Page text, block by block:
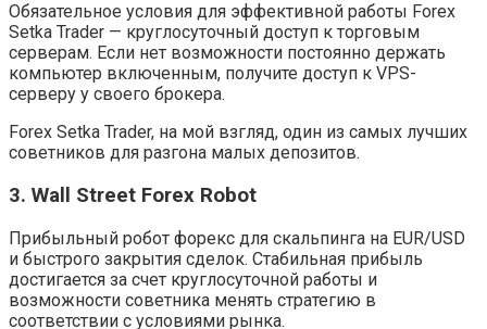
Обязательное условия для эффективной работы Forex
Setka Trader — круглосуточный доступ к торговым
серверам. Если нет возможности постоянно держать
компьютер включенным, получите доступ к VPS-
серверу у своего брокера.
Forex Setka Trader, на мой взгляд, один из самых лучших
советников для разгона малых депозитов.
3. Wall Street Forex Robot
Прибыльный робот форекс для скальпинга на EUR/USD
и быстрого закрытия сделок. Стабильная прибыль
достигается за счет круглосуточной работы и
возможности советника менять стратегию в
соответствии с условиями рынка.